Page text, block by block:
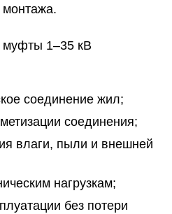
монтажа.
1–35 кВ
соединение жил;
соединения;
влаги, пыли и внешней
нагрузкам;
без потери